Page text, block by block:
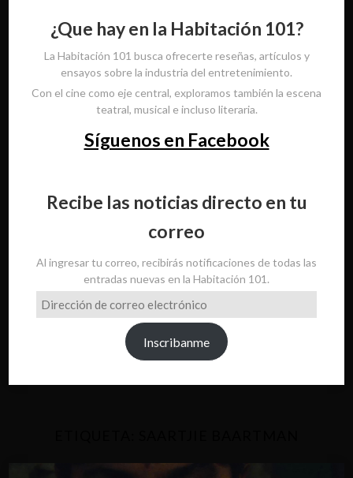
¿Que hay en la Habitación 101?
La Habitación 101 busca ofrecerte reseñas, artículos y
ensayos sobre la industria del entretenimiento.
Con el cine como eje central, exploramos también la escena
teatral, musical e incluso literaria.
Síguenos en Facebook
Recibe las noticias directo en tu
correo
Al ingresar tu correo, recibirás notificaciones de todas las
entradas nuevas en la Habitación 101.
Dirección
de
Inscribanme